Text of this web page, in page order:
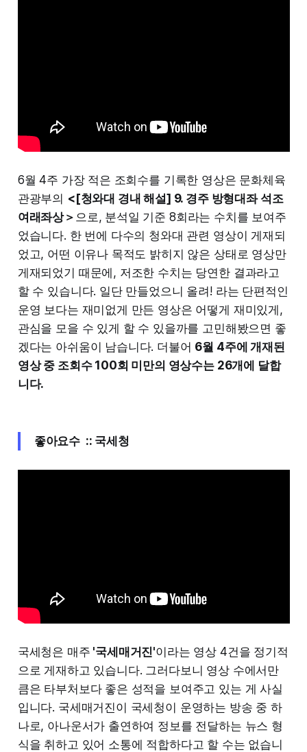
6월 4주 가장 적은 조회수를 기록한 영상은 문화체육
관광부의 <[청와대 경내 해설] 9. 경주 방형대좌 석조
여래좌상＞ 으로, 분석일 기준 8회라는 수치를 보여주
었습니다. 한 번에 다수의 청와대 관련 영상이 게재되
었고, 어떤 이유나 목적도 밝히지 않은 상태로 영상만
게재되었기 때문에, 저조한 수치는 당연한 결과라고
할 수 있습니다. 일단 만들었으니 올려! 라는 단편적인
운영 보다는 재미없게 만든 영상은 어떻게 재미있게,
관심을 모을 수 있게 할 수 있을까를 고민해봤으면 좋
겠다는 아쉬움이 남습니다. 더불어 6월 4주에 개재된
영상 중 조회수 100회 미만의 영상수는 26개에 달합
니다.
좋아요수 :: 국세청
국세청은 매주 '국세매거진'이라는 영상 4건을 정기적
으로 게재하고 있습니다. 그러다보니 영상 수에서만
큼은 타부처보다 좋은 성적을 보여주고 있는 게 사실
입니다. 국세매거진이 국세청이 운영하는 방송 중 하
나로, 아나운서가 출연하여 정보를 전달하는 뉴스 형
식을 취하고 있어 소통에 적합하다고 할 수는 없습니